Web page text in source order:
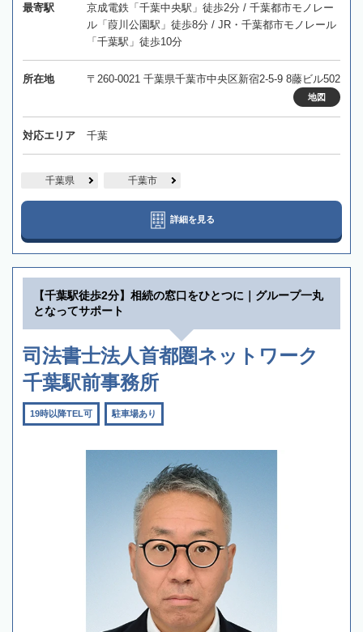
最寄駅
京成電鉄「千葉中央駅」徒歩2分 / 千葉都市モノレー
ル「葭川公園駅」徒歩8分 / JR・千葉都市モノレール
「千葉駅」徒歩10分
所在地 〒260-0021 千葉県千葉市中央区新宿2-5-9 8藤ビル502
地図
対応エリア 千葉
千葉県 千葉市
詳細を見る
【千葉駅徒歩2分】相続の窓口をひとつに｜グループ一丸
となってサポート
司法書士法人首都圏ネットワーク
千葉駅前事務所
19時以降TEL可 駐車場あり